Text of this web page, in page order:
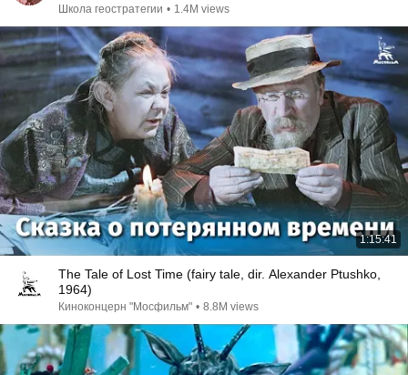
Школа геостратегии • 1.4M views
1:15:41
The Tale of Lost Time (fairy tale, dir. Alexander Ptushko,
1964)
Киноконцерн "Мосфильм" • 8.8M views